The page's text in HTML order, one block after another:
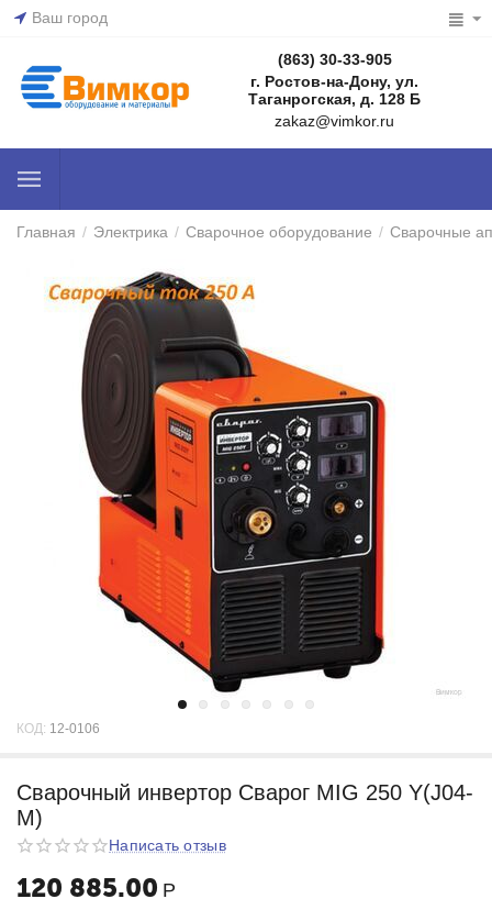
Ваш город
(863) 30-33-905
г. Ростов-на-Дону, ул.
Таганрогская, д. 128 Б
zakaz@vimkor.ru
Главная / Электрика / Сварочное оборудование / Сварочные
КОД: 12-0106
Cварочный инвертор Сварог MIG 250 Y(J04-
M)
Написать отзыв
120 885.00 Р